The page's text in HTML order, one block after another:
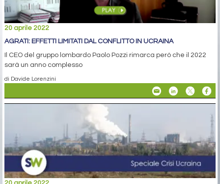
20 aprile 2022
AGRATI: EFFETTI LIMITATI DAL CONFLITTO IN UCRAINA
Il CEO del gruppo lombardo Paolo Pozzi rimarca però che il 2022
sarà un anno complesso
di Davide Lorenzini